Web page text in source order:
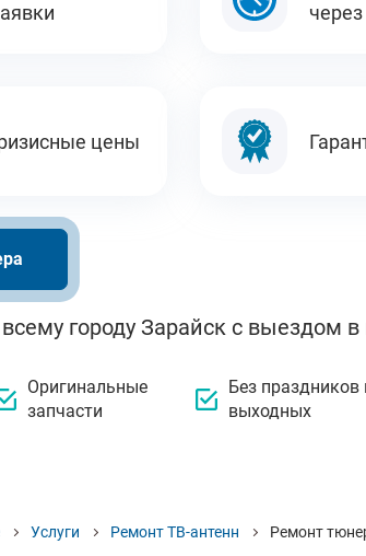
цены
городу Зарайск с выездом в
Оригинальные
запчасти
Без праздников
выходных
Услуги Ремонт ТВ-антенн Ремонт